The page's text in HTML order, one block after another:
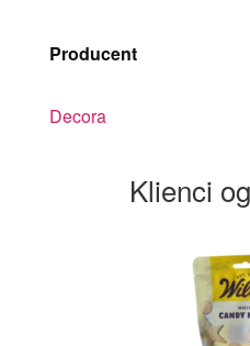
Producent
Decora
Klienci